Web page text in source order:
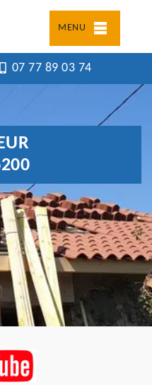
MENU
07 77 89 03 74